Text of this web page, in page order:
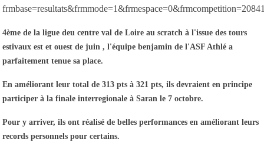
4ème de la ligue deu centre val de Loire au scratch à l'issue des tours
estivaux est et ouest de juin , l'équipe benjamin de l'ASF Athlé a
parfaitement tenue sa place.
En améliorant leur total de 313 pts à 321 pts, ils devraient en principe
participer à la finale interregionale à Saran le 7 octobre.
Pour y arriver, ils ont réalisé de belles performances en améliorant leurs
records personnels pour certains.